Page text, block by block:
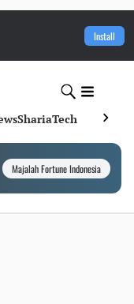
Install
ShariaTech
Majalah Fortune Indonesia